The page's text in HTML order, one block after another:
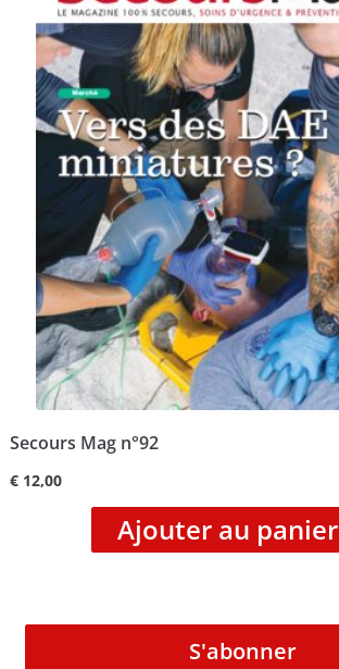
Secours Mag n°92
€12,00
Ajouter au panier
S'abonner